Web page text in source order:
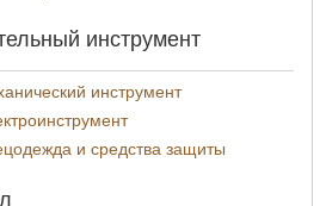
инструмент
инструмент
и средства защиты